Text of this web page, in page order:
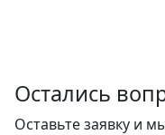
Остались
Оставьте заявку и